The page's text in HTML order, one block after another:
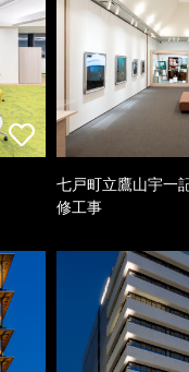
七戸町立鷹山宇一
修工事